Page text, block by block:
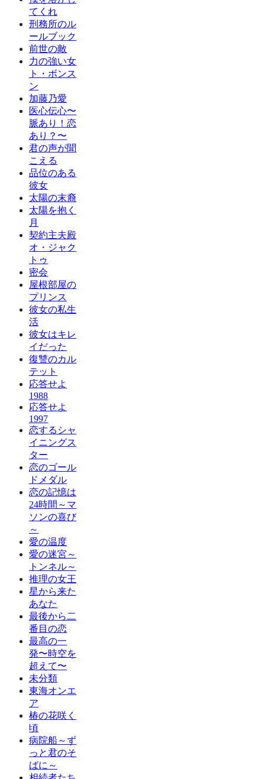
てくれ
刑務所のル
ールブック
前世の敵
力の強い女
ト・ボンス
ン
加藤乃愛
医心伝心〜
脈あり！恋
あり？〜
君の声が聞
こえる
品位のある
彼女
太陽の末裔
太陽を抱く
月
契約主夫殿
オ・ジャク
トゥ
密会
屋根部屋の
プリンス
彼女の私生
活
彼女はキレ
イだった
復讐のカル
テット
応答せよ
1988
応答せよ
1997
恋するシャ
イニングス
ター
恋のゴール
ドメダル
恋の記憶は
24時間～マ
ソンの喜び
～
愛の温度
愛の迷宮～
トンネル～
推理の女王
星から来た
あなた
最後から二
番目の恋
最高の一
発〜時空を
超えて〜
未分類
東海オンエ
ア
椿の花咲く
頃
病院船～ず
っと君のそ
ばに～